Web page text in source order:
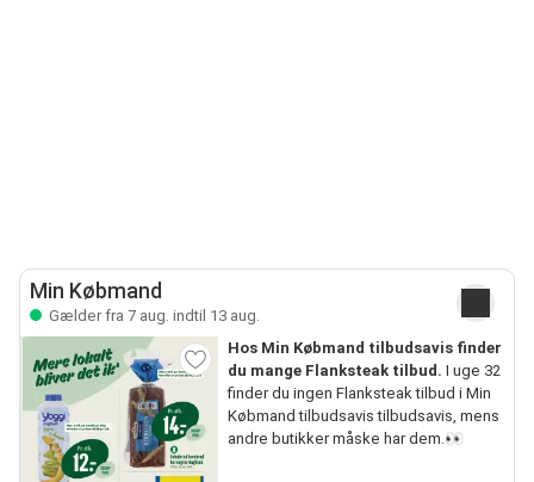
Min Købmand
Gælder fra 7 aug. indtil 13 aug.
Hos Min Købmand tilbudsavis finder
du mange Flanksteak tilbud. I uge 32
finder du ingen Flanksteak tilbud i Min
Købmand tilbudsavis tilbudsavis, mens
andre butikker måske har dem.👀